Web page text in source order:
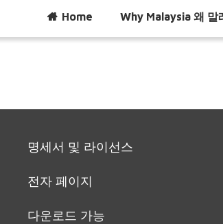
Home Why Malaysia 왜 말
명세서 및 라이선스
전자 페이지
다운로드 가능